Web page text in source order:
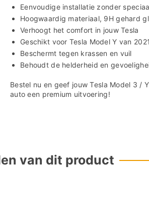
Eenvoudige installatie zonder
Hoogwaardig materiaal, 9H gehard
Verhoogt het comfort in jouw Tesla
Geschikt voor Tesla Model Y van
Beschermt tegen krassen en vuil
Behoudt de helderheid en
Bestel nu en geef jouw Tesla Model 3 /
auto een premium uitvoering!
van dit product